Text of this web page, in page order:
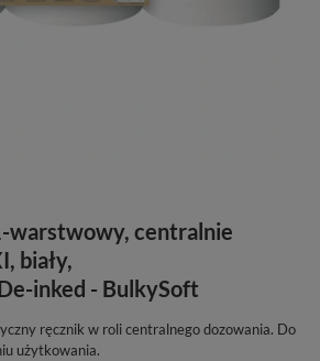
warstwowy, centralnie
biały,
inked - BulkySoft
ręcznik w roli centralnego dozowania. Do
użytkowania.